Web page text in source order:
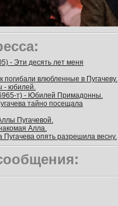
- Эти десять лет меня
погибали влюбленные в Пугачеву.
- юбилей.
т) - Юбилей Примадонны.
тайно посещала
Пугачевой.
Алла.
опять разрешила весну.